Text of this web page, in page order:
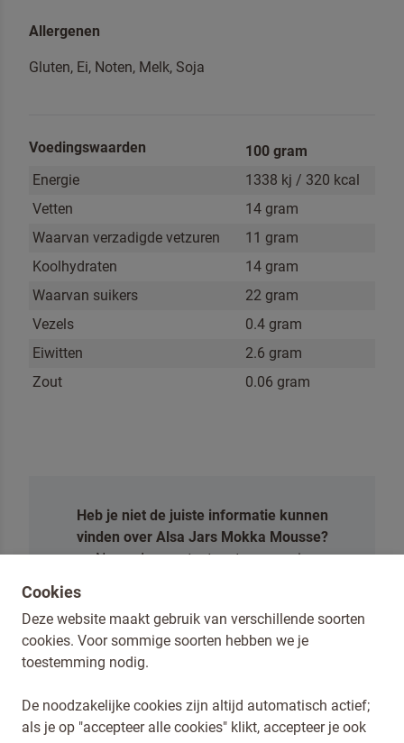
Allergenen
Gluten, Ei, Noten, Melk, Soja
Voedingswaarden
100 gram
Energie
1338 kj / 320 kcal
Vetten
14 gram
Waarvan verzadigde vetzuren
11 gram
Koolhydraten
14 gram
Waarvan suikers
22 gram
Vezels
0.4 gram
Eiwitten
2.6 gram
Zout
0.06 gram
Heb je niet de juiste informatie kunnen
vinden over Alsa Jars Mokka Mousse?
Neem dan contact met ons op via
NEEM CONTACT MET ONS OP
Ik ben een professional
Door op versturen te klikken, gaat u akkoord met
onze
voorwaarden
VERSTUREN
Privacy en Cookies
Cookies
Deze website maakt gebruik van verschillende soorten
cookies. Voor sommige soorten hebben we je
toestemming nodig.
De noodzakelijke cookies zijn altijd automatisch actief;
als je op "accepteer alle cookies" klikt, accepteer je ook